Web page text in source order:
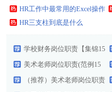
HR工作中最常用的Excel操作
技巧大全
HR三支柱到底是什么
学校财务岗位职责【集锦15
篇】
美术老师岗位职责(范例15
篇)
（推荐）美术老师岗位职责